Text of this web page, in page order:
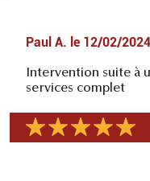
Paul A. le 12/02/2024
Intervention suite à
services complet